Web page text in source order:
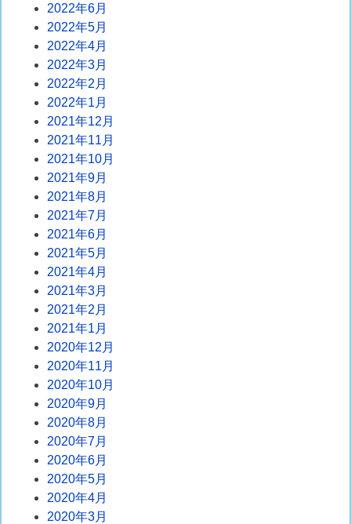
2022年6月
2022年5月
2022年4月
2022年3月
2022年2月
2022年1月
2021年12月
2021年11月
2021年10月
2021年9月
2021年8月
2021年7月
2021年6月
2021年5月
2021年4月
2021年3月
2021年2月
2021年1月
2020年12月
2020年11月
2020年10月
2020年9月
2020年8月
2020年7月
2020年6月
2020年5月
2020年4月
2020年3月